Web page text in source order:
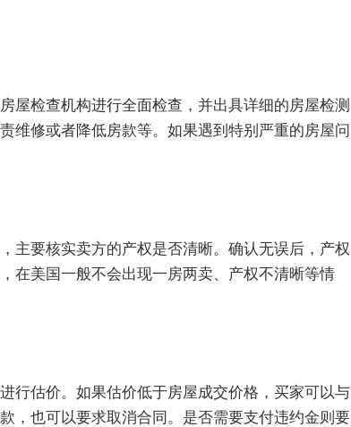
屋检查机构进行全面检查，并出具详细的房屋检测
维修或者降低房款等。如果遇到特别严重的房屋问
主要核实卖方的产权是否清晰。确认无误后，产权
在美国一般不会出现一房两卖、产权不清晰等情
行估价。如果估价低于房屋成交价格，买家可以与
，也可以要求取消合同。是否需要支付违约金则要